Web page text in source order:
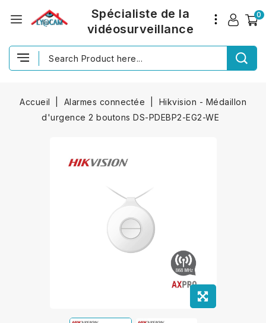
0
Spécialiste de la
vidéosurveillance
Accueil Alarmes connectée
Hikvision - Médaillon
d'urgence 2 boutons DS-PDEBP2-EG2-WE